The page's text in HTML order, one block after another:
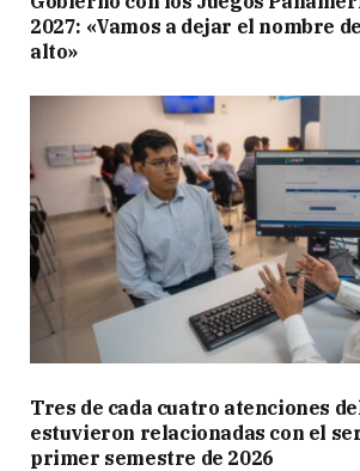
2027: «Vamos a dejar el nombre
alto»
Tres de cada cuatro atenciones
estuvieron relacionadas con el
primer semestre de 2026